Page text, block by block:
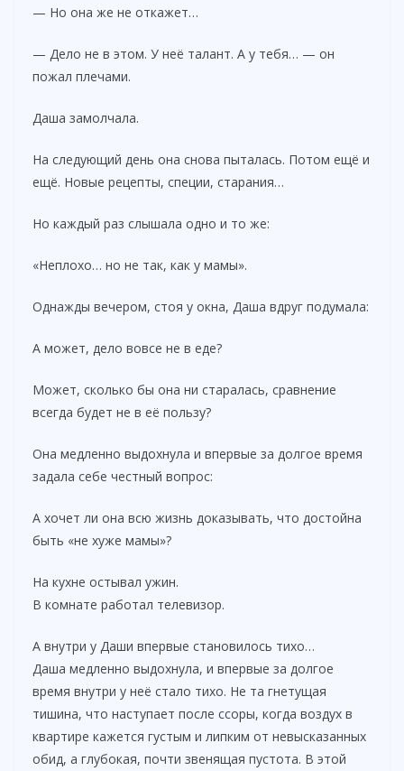
— Но она же не откажет…
— Дело не в этом. У неё талант. А у тебя… — он
пожал плечами.
Даша замолчала.
На следующий день она снова пыталась. Потом ещё и
ещё. Новые рецепты, специи, старания…
Но каждый раз слышала одно и то же:
«Неплохо… но не так, как у мамы».
Однажды вечером, стоя у окна, Даша вдруг подумала:
А может, дело вовсе не в еде?
Может, сколько бы она ни старалась, сравнение
всегда будет не в её пользу?
Она медленно выдохнула и впервые за долгое время
задала себе честный вопрос:
А хочет ли она всю жизнь доказывать, что достойна
быть «не хуже мамы»?
На кухне остывал ужин.
В комнате работал телевизор.
А внутри у Даши впервые становилось тихо…
Даша медленно выдохнула, и впервые за долгое
время внутри у неё стало тихо. Не та гнетущая
тишина, что наступает после ссоры, когда воздух в
квартире кажется густым и липким от невысказанных
обид, а глубокая, почти звенящая пустота. В этой